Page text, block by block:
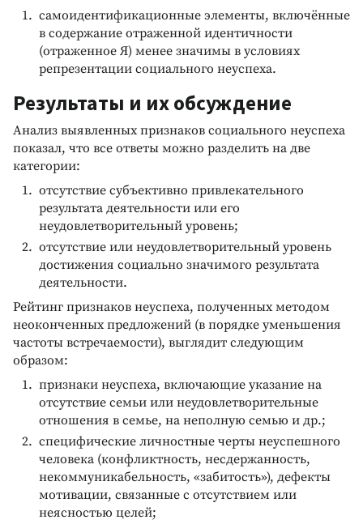
самоидентификационные элементы, включённые
в содержание отраженной идентичности
(отраженное Я) менее значимы в условиях
репрезентации социального неуспеха.
Результаты и их обсуждение
Анализ выявленных признаков социального неуспеха
показал, что все ответы можно разделить на две
категории:
отсутствие субъективно привлекательного
результата деятельности или его
неудовлетворительный уровень;
отсутствие или неудовлетворительный уровень
достижения социально значимого результата
деятельности.
Рейтинг признаков неуспеха, полученных методом
неоконченных предложений (в порядке уменьшения
частоты встречаемости), выглядит следующим
образом:
признаки неуспеха, включающие указание на
отсутствие семьи или неудовлетворительные
отношения в семье, на неполную семью и др.;
специфические личностные черты неуспешного
человека (конфликтность, несдержанность,
некоммуникабельность, «забитость»), дефекты
мотивации, связанные с отсутствием или
неясностью целей;